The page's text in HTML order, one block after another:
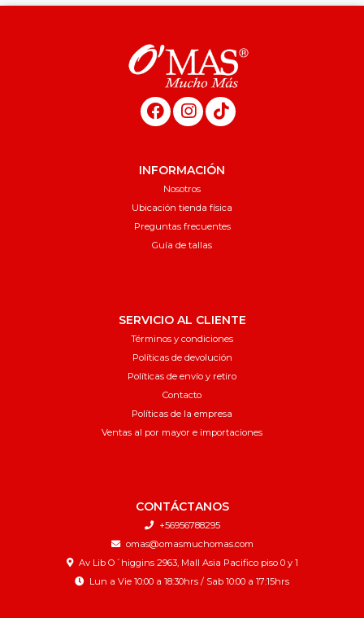
INFORMACIÓN
Nosotros
Ubicación tienda física
Preguntas frecuentes
Guía de tallas
SERVICIO AL CLIENTE
Términos y condiciones
Políticas de devolución
Políticas de envío y retiro
Contacto
Políticas de la empresa
Ventas al por mayor e importaciones
CONTÁCTANOS
+56956788295
omas@omasmuchomas.com
Av Lib O´higgins 2963, Mall Asia Pacifico piso 0 y 1
Lun a Vie 10:00 a 18:30hrs / Sab 10:00 a 17:15hrs